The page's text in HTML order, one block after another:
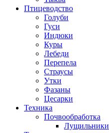
Птицеводство
Голуби
Гуси
Индюки
Куры
Лебеди
Перепела
Страусы
Утки
Фазаны
Цесарки
Техника
Почвообработка
Лущильники